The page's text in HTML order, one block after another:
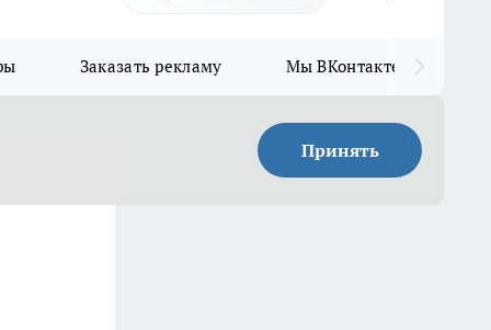
Заказать рекламу Мы ВКонтакте
Принять